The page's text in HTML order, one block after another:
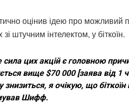
оцінив ідею про можливий
штучним інтелектом, у біткоїн.
цих акцій є головною
вище $70 000 [заява від 1
знизиться, я очікую, що
Шифф.